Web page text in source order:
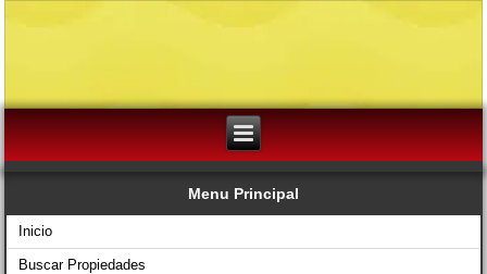
Menu Principal
Inicio
Buscar Propiedades